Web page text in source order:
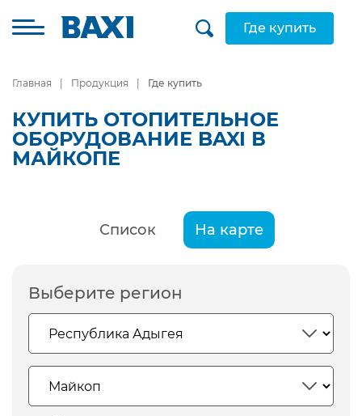
Где купить
Главная Продукция Где купить
КУПИТЬ ОТОПИТЕЛЬНОЕ
ОБОРУДОВАНИЕ BAXI В
МАЙКОПЕ
Список На карте
Выберите регион